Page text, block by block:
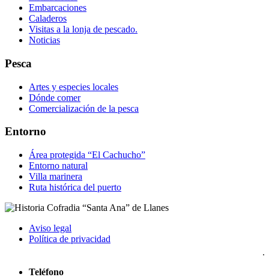
Embarcaciones
Caladeros
Visitas a la lonja de pescado.
Noticias
Pesca
Artes y especies locales
Dónde comer
Comercialización de la pesca
Entorno
Área protegida “El Cachucho”
Entorno natural
Villa marinera
Ruta histórica del puerto
Aviso legal
Política de privacidad
Teléfono